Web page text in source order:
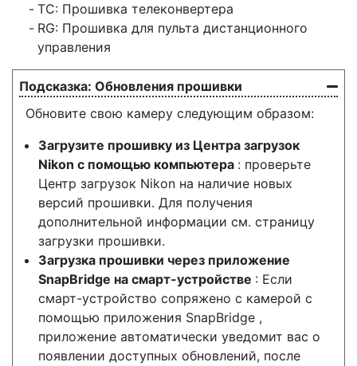
TC: Прошивка телеконвертера
RG: Прошивка для пульта дистанционного
управления
Обновления прошивки
Обновите свою камеру следующим образом:
Загрузите прошивку из Центра загрузок
Nikon с помощью компьютера : проверьте
Центр загрузок Nikon на наличие новых
версий прошивки. Для получения
дополнительной информации см. страницу
загрузки прошивки.
Загрузка прошивки через приложение
SnapBridge на смарт-устройстве : Если
смарт-устройство сопряжено с камерой с
помощью приложения SnapBridge ,
приложение автоматически уведомит вас о
появлении доступных обновлений, после